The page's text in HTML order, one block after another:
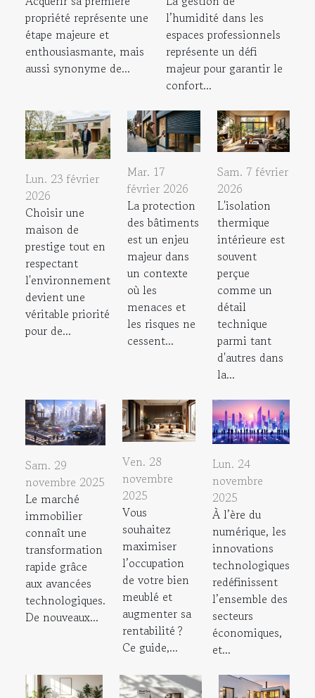
propriété représente une
étape majeure et
enthousiasmante, mais
aussi synonyme de...
l’humidité dans les
espaces professionnels
représente un défi
majeur pour garantir le
confort...
Lun. 23 février
2026
Choisir une
maison de
prestige tout en
respectant
l'environnement
devient une
véritable priorité
pour de...
Mar. 17
février 2026
La protection
des bâtiments
est un enjeu
majeur dans
un contexte
où les
menaces et
les risques ne
cessent...
Sam. 7 février
2026
L'isolation
thermique
intérieure est
souvent
perçue
comme un
détail
technique
parmi tant
d'autres dans
la...
Sam. 29
novembre 2025
Le marché
immobilier
connaît une
transformation
rapide grâce
aux avancées
technologiques.
De nouveaux...
Ven. 28
novembre
2025
Vous
souhaitez
maximiser
l’occupation
de votre bien
meublé et
augmenter sa
rentabilité ?
Ce guide,...
Lun. 24
novembre
2025
À l’ère du
numérique, les
innovations
technologiques
redéfinissent
l’ensemble des
secteurs
économiques,
et...